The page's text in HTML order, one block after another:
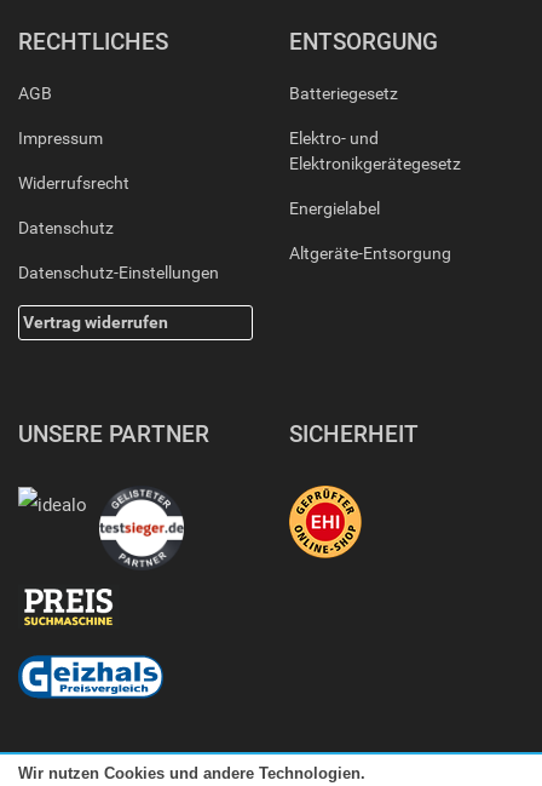
RECHTLICHES
AGB
Impressum
Widerrufsrecht
Datenschutz
Datenschutz-Einstellungen
Vertrag widerrufen
ENTSORGUNG
Batteriegesetz
Elektro- und
Elektronikgerätegesetz
Energielabel
Altgeräte-Entsorgung
UNSERE PARTNER SICHERHEIT
Wir nutzen Cookies und andere Technologien.